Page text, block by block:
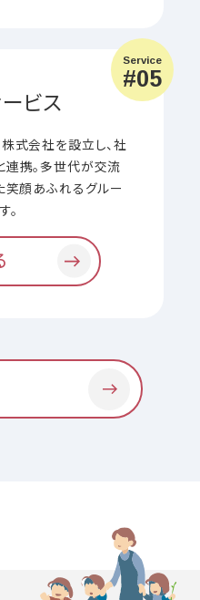
Service
#05
ビス
式会社を設立し、社
携。多世代が交流
笑顔あふれるグルー
。